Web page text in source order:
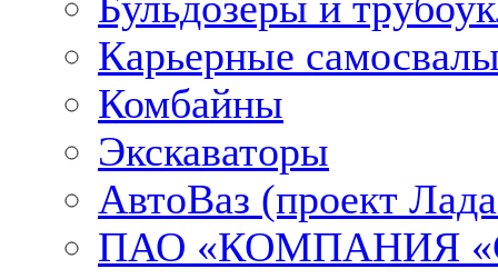
Карьерные
Комбайны
Экскаваторы
АвтоВаз (проект
ПАО «КОМПАНИЯ